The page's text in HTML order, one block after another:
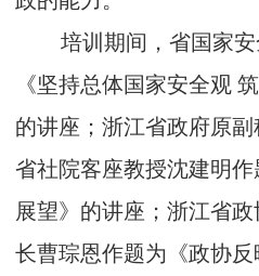
培训期间，省国家
《坚持总体国家安全观
的讲座；浙江省政府原
省社院客座教授沈建明
展望》的讲座；浙江省
长曹琮恩作题为《政协